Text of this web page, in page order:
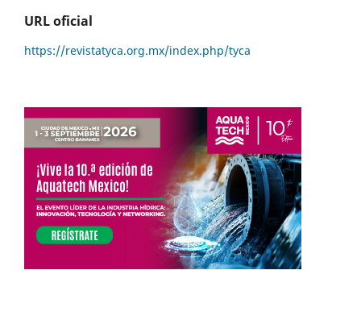
URL oficial
https://revistatyca.org.mx/index.php/tyca